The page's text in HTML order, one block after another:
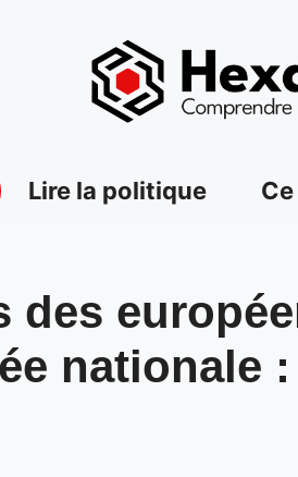
Lire la politique
des
nationale